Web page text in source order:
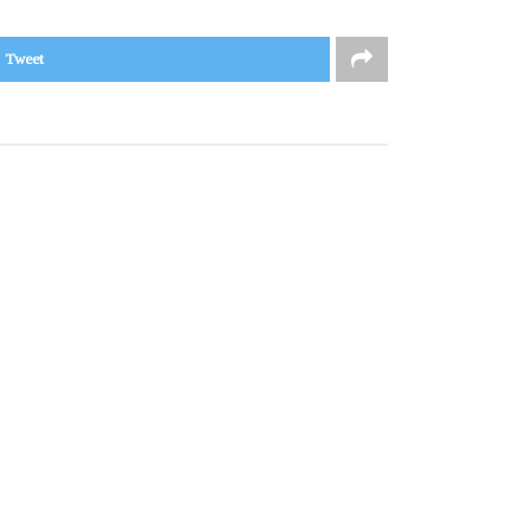
Tweet